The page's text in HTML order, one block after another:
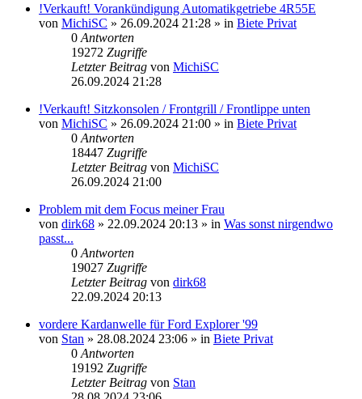
!Verkauft! Vorankündigung Automatikgetriebe 4R55E
von MichiSC » 26.09.2024 21:28 » in Biete Privat
0 Antworten
19272 Zugriffe
Letzter Beitrag von MichiSC
26.09.2024 21:28
!Verkauft! Sitzkonsolen / Frontgrill / Frontlippe unten
von MichiSC » 26.09.2024 21:00 » in Biete Privat
0 Antworten
18447 Zugriffe
Letzter Beitrag von MichiSC
26.09.2024 21:00
Problem mit dem Focus meiner Frau
von dirk68 » 22.09.2024 20:13 » in Was sonst nirgendwo
passt...
0 Antworten
19027 Zugriffe
Letzter Beitrag von dirk68
22.09.2024 20:13
vordere Kardanwelle für Ford Explorer '99
von Stan » 28.08.2024 23:06 » in Biete Privat
0 Antworten
19192 Zugriffe
Letzter Beitrag von Stan